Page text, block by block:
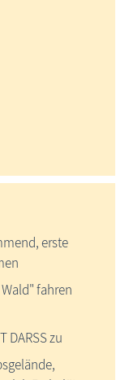
erste
fahren
DARSS zu